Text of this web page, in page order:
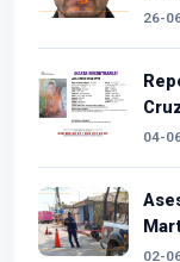
26-
04-
02-